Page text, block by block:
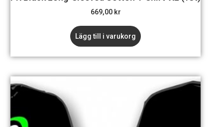
669,00 kr
Lägg till i varukorg